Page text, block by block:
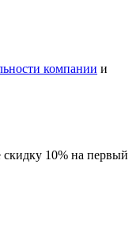
компании и
10% на первый